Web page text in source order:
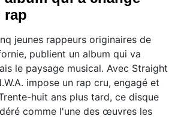
rap
jeunes rappeurs originaires de
publient un album qui va
le paysage musical. Avec Straight
impose un rap cru, engagé et
huit ans plus tard, ce disque
comme l'une des œuvres les